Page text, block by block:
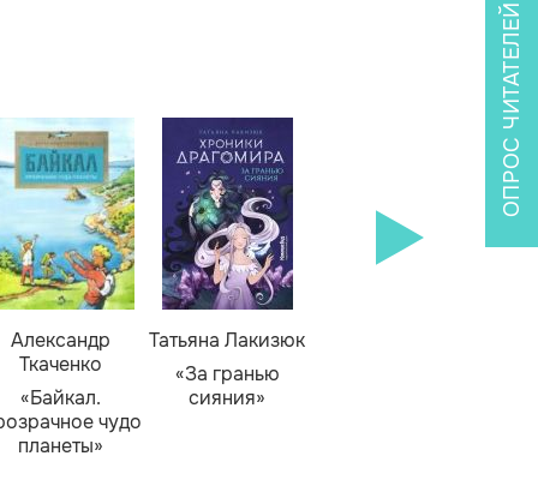
Александр
Ткаченко
«Байкал.
чудо
планеты»
Татьяна Лакизюк
«За гранью
сияния»
ОПРОС ЧИТАТЕЛЕЙ